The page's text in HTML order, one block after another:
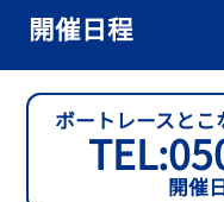
2026年08月02日
開催日程
ボートレースと
TEL:
開催